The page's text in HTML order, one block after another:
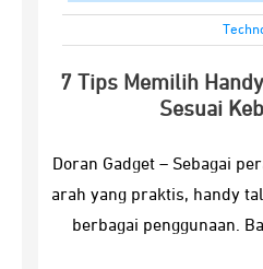
7 Tips Memilih
Sesuai
Doran Gadget – Sebagai
arah yang praktis, handy
berbagai penggunaan.